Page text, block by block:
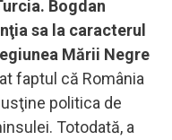
Bogdan
sa la caracterul
Mării Negre
faptul că România
politica de
Totodată, a